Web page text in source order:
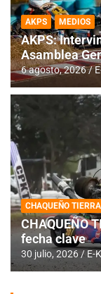
AKPS MEDIOS
AKPS:
Asamblea
6 agosto, 2026
CHAQUEÑO TIERRA
CHAQUEÑO
fecha clave
30 julio, 2026 E-